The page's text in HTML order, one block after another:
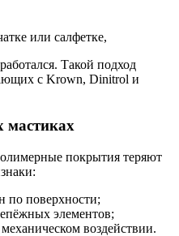
или салфетке,
Такой подход
с Krown, Dinitrol и
покрытия теряют
по поверхности;
элементов;
воздействии.